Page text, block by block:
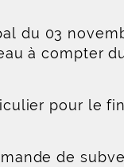
du 03
à compter
pour le
de